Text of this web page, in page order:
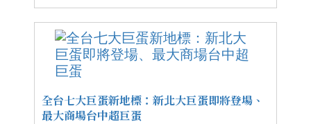
全台七大巨蛋新地標：新北大巨蛋即將登場、
最大商場台中超巨蛋